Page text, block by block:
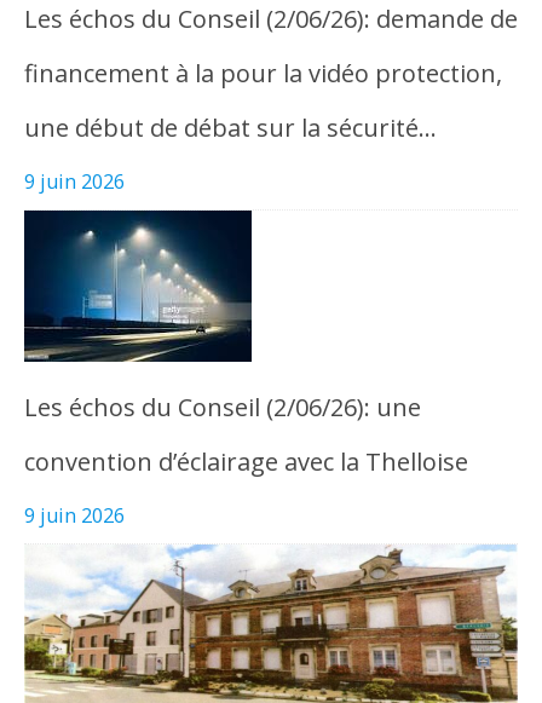
Les échos du Conseil (2/06/26): demande de
financement à la pour la vidéo protection,
une début de débat sur la sécurité…
9 juin 2026
Les échos du Conseil (2/06/26): une
convention d’éclairage avec la Thelloise
9 juin 2026